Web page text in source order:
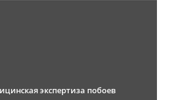
экспертиза побоев